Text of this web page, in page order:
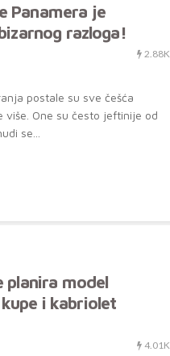
Panamera je
razloga!
2.88K
postale su sve češća
više. One su često jeftinije od
se...
planira model
i kabriolet
4.01K